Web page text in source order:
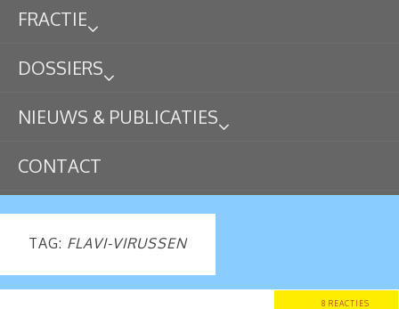
FRACTIE
DOSSIERS
NIEUWS & PUBLICATIES
CONTACT
TAG: FLAVI-VIRUSSEN
8 REACTIES